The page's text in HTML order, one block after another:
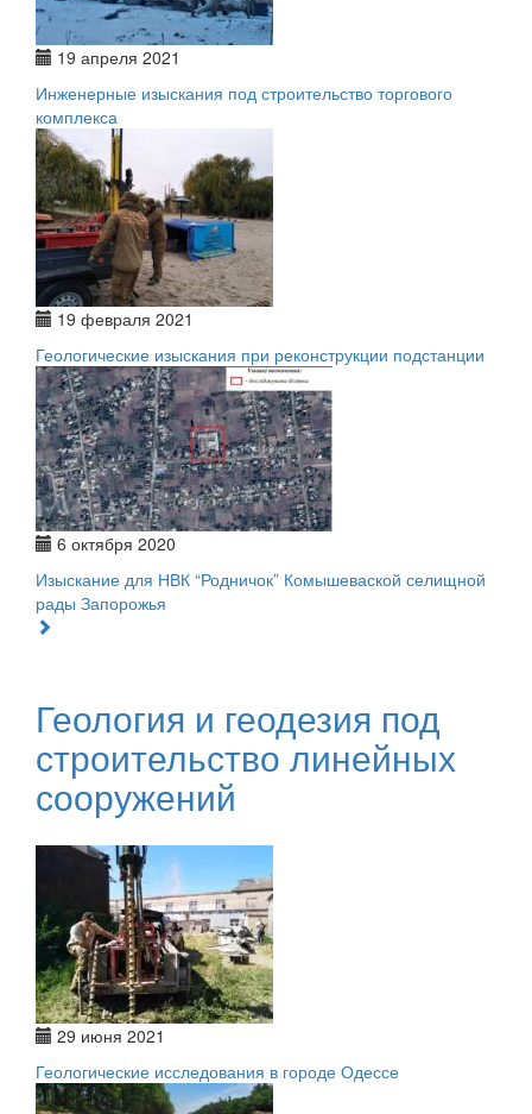
19 апреля 2021
Инженерные изыскания под строительство торгового
комплекса
19 февраля 2021
Геологические изыскания при реконструкции подстанции
6 октября 2020
Изыскание для НВК “Родничок” Комышеваской селищной
рады Запорожья
Геология и геодезия под
строительство линейных
сооружений
29 июня 2021
Геологические исследования в городе Одессе